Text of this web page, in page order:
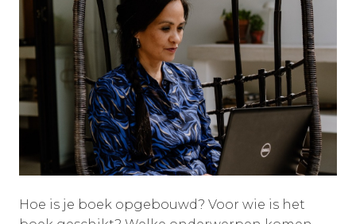
Hoe is je boek opgebouwd? Voor wie is het